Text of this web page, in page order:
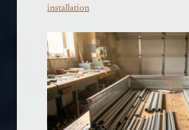
installation